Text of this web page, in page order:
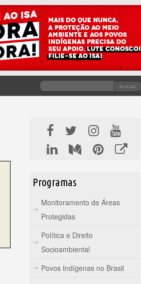
FORMULÁRIO DE BUSCA
BUSCAR
Programas
Monitoramento de Áreas
Protegidas
Política e Direito
Socioambiental
Povos Indígenas no Brasil